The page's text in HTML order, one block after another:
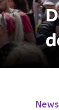
News